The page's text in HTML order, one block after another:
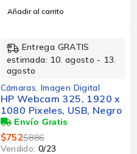
Añadir al carrito
Entrega GRATIS
estimada: 10. agosto - 13.
agosto
Cámaras Imagen Digital
HP Webcam 325, 1920 x
1080 Pixeles, USB, Negro
$886
$752
Vendido: 0/23